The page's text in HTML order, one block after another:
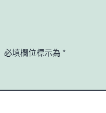
必填欄位標示為 *